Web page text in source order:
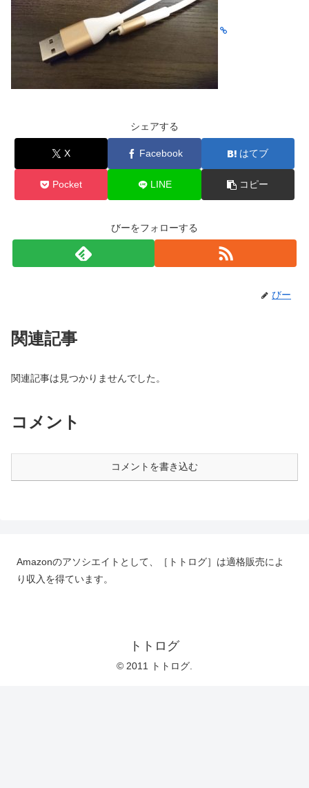
シェアする
X Facebook はてブ
Pocket LINE コピー
びーをフォローする
びー
関連記事
関連記事は見つかりませんでした。
コメント
コメントを書き込む
Amazonのアソシエイトとして、［トトログ］は適格販売によ
り収入を得ています。
トトログ
© 2011 トトログ.